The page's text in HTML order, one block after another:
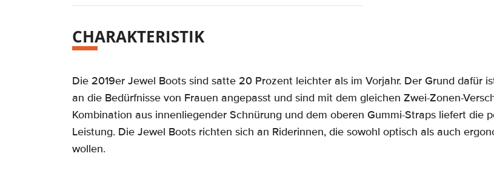
CHARAKTERISTIK
Die 2019er Jewel Boots sind satte 20 Prozent leichter als im Vorjahr. Der Grund dafür
an die Bedürfnisse von Frauen angepasst und sind mit dem gleichen Zwei-Zonen-
Kombination aus innenliegender Schnürung und dem oberen Gummi-Straps liefert die
Leistung. Die Jewel Boots richten sich an Riderinnen, die sowohl optisch als auch
wollen.